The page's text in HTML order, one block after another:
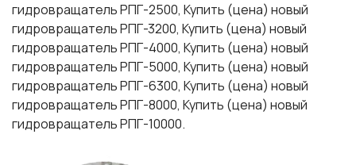
гидровращатель РПГ-2500, Купить (цена) новый
гидровращатель РПГ-3200, Купить (цена) новый
гидровращатель РПГ-4000, Купить (цена) новый
гидровращатель РПГ-5000, Купить (цена) новый
гидровращатель РПГ-6300, Купить (цена) новый
гидровращатель РПГ-8000, Купить (цена) новый
гидровращатель РПГ-10000.